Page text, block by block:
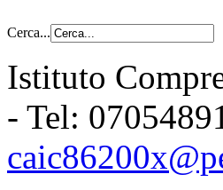
Cerca...
Istituto
- Tel: